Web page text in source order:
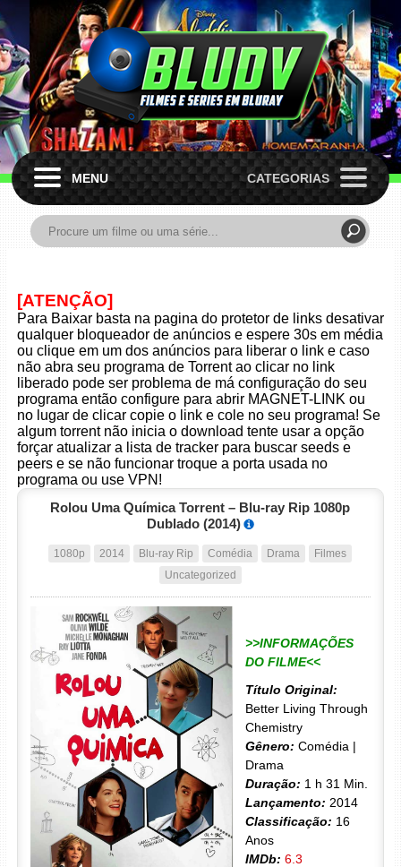
MENU CATEGORIAS
[ATENÇÃO]
Para Baixar basta na pagina do protetor de links desativar
qualquer bloqueador de anúncios e espere 30s em média
ou clique em um dos anúncios para liberar o link e caso
não abra seu programa de Torrent ao clicar no link
liberado pode ser problema de má configuração do seu
programa então configure para abrir MAGNET-LINK ou
no lugar de clicar copie o link e cole no seu programa! Se
algum torrent não inicia o download tente usar a opção
forçar atualizar a lista de tracker para buscar seeds e
peers e se não funcionar troque a porta usada no
programa ou use VPN!
Rolou Uma Química Torrent – Blu-ray Rip 1080p
Dublado (2014)
1080p 2014 Blu-ray Rip Comédia Drama
Filmes
Uncategorized
>>INFORMAÇÕES
DO FILME<<
Título Original:
Better Living Through
Chemistry
Gênero: Comédia |
Drama
Duração: 1 h 31 Min.
Lançamento: 2014
Classificação: 16
Anos
IMDb: 6.3